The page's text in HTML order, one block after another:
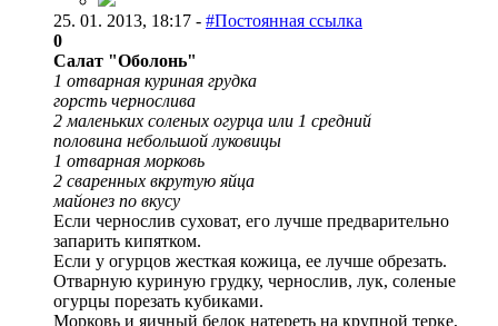
25. 01. 2013, 18:17 - #Постоянная ссылка
0
Салат "Оболонь"
1 отварная куриная грудка
горсть чернослива
2 маленьких соленых огурца или 1 средний
половина небольшой луковицы
1 отварная морковь
2 сваренных вкрутую яйца
майонез по вкусу
Если чернослив суховат, его лучше предварительно
запарить кипятком.
Если у огурцов жесткая кожица, ее лучше обрезать.
Отварную куриную грудку, чернослив, лук, соленые
огурцы порезать кубиками.
Морковь и яичный белок натереть на крупной терке,